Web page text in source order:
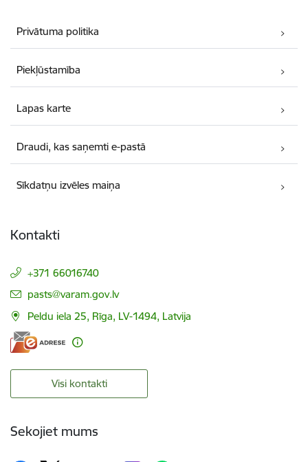
Privātuma politika
Piekļūstamība
Lapas karte
Draudi, kas saņemti e-pastā
Sīkdatņu izvēles maiņa
Kontakti
+371 66016740
E-pasts:
pasts@varam.gov.lv
Peldu iela 25, Rīga, LV-1494, Latvija
Visi kontakti
Sekojiet mums